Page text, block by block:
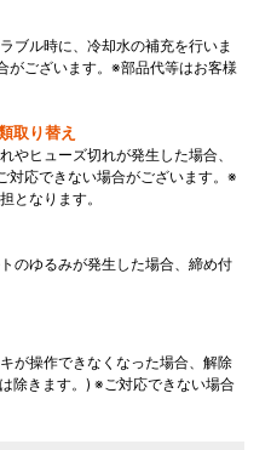
ブル時に、冷却水の補充を行いま
がございます。※部品代等はお客様
取り替え
やヒューズ切れが発生した場合、
対応できない場合がございます。※
となります。
のゆるみが発生した場合、締め付
が操作できなくなった場合、解除
除きます。) ※ご対応できない場合